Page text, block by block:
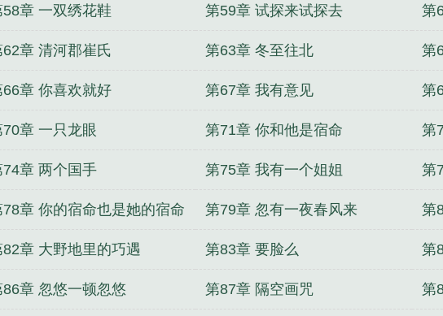
58章 一双绣花鞋 第59章 试探来试探去 第
62章 清河郡崔氏 第63章 冬至往北 第
66章 你喜欢就好 第67章 我有意见 第
70章 一只龙眼 第71章 你和他是宿命 第
74章 两个国手 第75章 我有一个姐姐 第
场
78章 你的宿命也是她的宿命 第79章 忽有一夜春风来 第
82章 大野地里的巧遇 第83章 要脸么 第
86章 忽悠一顿忽悠 第87章 隔空画咒 第